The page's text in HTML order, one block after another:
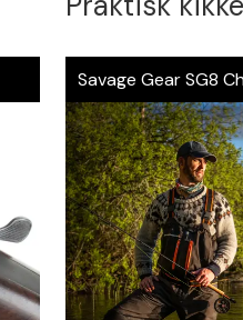
Savage Gear SG8